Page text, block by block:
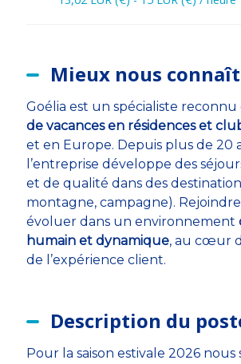
Mieux nous
Goélia est un spécialiste reconnu
de vacances en résidences et
et en Europe. Depuis plus de 20
l’entreprise développe des
et de qualité dans des
montagne, campagne). Rejoindre
évoluer dans un environnement
humain et dynamique, au cœur
de l’expérience client.
Description du
Pour la saison estivale 2026 nous